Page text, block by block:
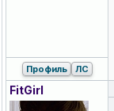
Профиль ЛС
FitGirl